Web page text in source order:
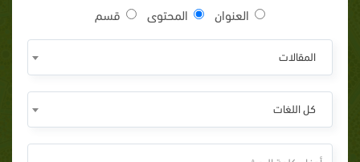
العنوان المحتوى قسم
المقالات
كل اللغات